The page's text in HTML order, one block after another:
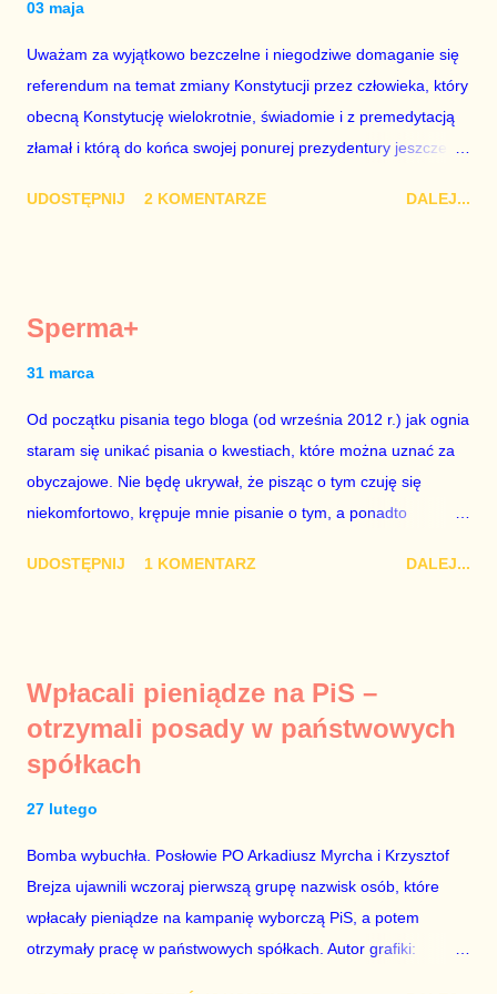
z roku 1951, czyli czasów stalinizmu. To pewnie dlatego, że nie
chciało mu przejść przez gardło pochwalenie gospodarczej
sytuacji naszego kraju z lat 2007-2015. Bardzo to małe i
smutne – niegodne premiera polskiego rządu. Generalnie, M...
03 maja
Uważam za wyjątkowo bezczelne i niegodziwe domaganie się
referendum na temat zmiany Konstytucji przez człowieka, który
obecną Konstytucję wielokrotnie, świadomie i z premedytacją
złamał i którą do końca swojej ponurej prezydentury jeszcze
trwało pół roku, lokal do głosowania znajdował się w
mojej zgody. Prezydent Andrzej Duda zapowiedział, że złoży do
Senatu wniosek o dwudniowe referendum, które miałoby odbyć
nie chce – ani partia rządząca, ani partie opozycyjne. Jeśli w
siedzibie PiS zapadnie decyzja, aby głosować zgodnie z wolą
Dudy, obowiązkiem każdego przyzwoitego człowieka i
szanującego podstawowe reguły demokraty jest takie
UDOSTĘPNIJ 2 KOMENTARZE DALEJ...
Sperma+
31 marca
Od początku pisania tego bloga (od września 2012 r.) jak ognia
staram się unikać pisania o kwestiach, które można uznać za
obyczajowe. Nie będę ukrywał, że pisząc o tym czuję się
niekomfortowo, krępuje mnie pisanie o tym, a ponadto
rozumie, wiedzy i zdrowym rozsądku, powinna od kwestii
o seksaferze z udziałem prominentnego polityka partii
rządzącej i – przynajmniej formalnie – drugiej osoby w
państwie, sprawy prywatne nie tylko stają się publiczne, ale też
całego państwa. Zastrzeżenie „jeśli są prawdziwe” jest
konieczne, ponieważ mamy do czynienia z medium o
wyjątkowo wątpliwej reputacji, ale mimo upływu czasu,
informacje nie zostały w żaden sposób zdementowane, a
oskarżany polityk milczy. Tygod...
UDOSTĘPNIJ 1 KOMENTARZ DALEJ...
Wpłacali pieniądze na PiS –
otrzymali posady w państwowych
spółkach
27 lutego
Bomba wybuchła. Posłowie PO Arkadiusz Myrcha i Krzysztof
Brejza ujawnili wczoraj pierwszą grupę nazwisk osób, które
wpłacały pieniądze na kampanię wyborczą PiS, a potem
otrzymały pracę w państwowych spółkach. Autor grafiki: